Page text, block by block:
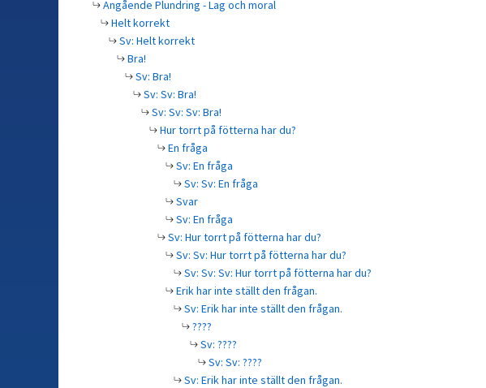
Angående Plundring - Lag och moral
Helt korrekt
Sv: Helt korrekt
Bra!
Sv: Bra!
Sv: Sv: Bra!
Sv: Sv: Sv: Bra!
Hur torrt på fötterna har du?
En fråga
Sv: En fråga
Sv: Sv: En fråga
Svar
Sv: En fråga
Sv: Hur torrt på fötterna har du?
Sv: Sv: Hur torrt på fötterna har du?
Sv: Sv: Sv: Hur torrt på fötterna har du?
Erik har inte ställt den frågan.
Sv: Erik har inte ställt den frågan.
????
Sv: ????
Sv: Sv: ????
Sv: Erik har inte ställt den frågan.